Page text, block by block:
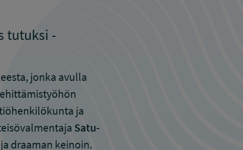
tutuksi -
jonka avulla
ja
Satu-
draaman keinoin.